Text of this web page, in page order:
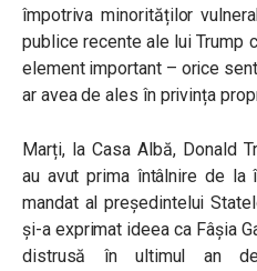
împotriva minorităților
publice recente ale lui Trump
element important – orice
ar avea de ales în privința
Marți, la Casa Albă, Donald
au avut prima întâlnire de la
mandat al președintelui
și-a exprimat ideea ca Fâșia
distrusă în ultimul an de